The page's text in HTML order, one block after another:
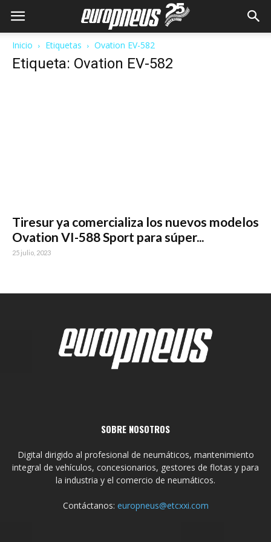
Inicio Etiquetas Ovation EV-582
Etiqueta: Ovation EV-582
Tiresur ya comercializa los nuevos modelos
Ovation VI-588 Sport para súper...
25 julio, 2023
SOBRE NOSOTROS
Digital dirigido al profesional de neumáticos, mantenimiento
integral de vehículos, concesionarios, gestores de flotas y para
la industria y el comercio de neumáticos.
Contáctanos: europneus@etcxxi.com